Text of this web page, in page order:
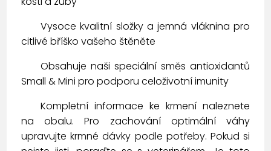
Vysoce kvalitní složky a jemná vláknina pro
citlivé bříško vašeho štěněte
Obsahuje naši speciální směs antioxidantů
Small & Mini pro podporu celoživotní imunity
Kompletní informace ke krmení naleznete
na obalu. Pro zachování optimální váhy
upravujte krmné dávky podle potřeby. Pokud si